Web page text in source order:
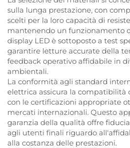
sulla lunga prestazione, con
scelti per la loro capacità di
mantenendo un funzionamento
display LED è sottoposto a test
garantire letture accurate della
feedback operativo affidabile in
ambientali.
La conformità agli standard
elettrica assicura la compatibilità
con le certificazioni appropriate
mercati internazionali. Questo
garanzia della qualità offre
agli utenti finali riguardo
alla costanza delle prestazioni.